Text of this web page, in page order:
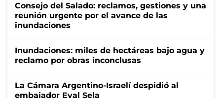
Consejo del Salado: reclamos, gestiones y una
reunión urgente por el avance de las
inundaciones
Inundaciones: miles de hectáreas bajo agua y
reclamo por obras inconclusas
La Cámara Argentino-Israelí despidió al
embajador Eyal Sela